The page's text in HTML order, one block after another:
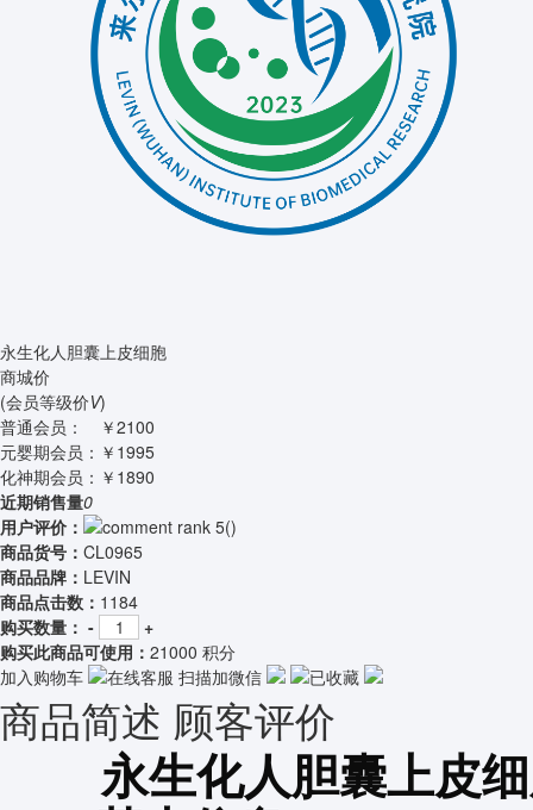
永生化人胆囊上皮细胞
商城价
(会员等级价V)
普通会员：
￥2100
元婴期会员： ￥1995
化神期会员： ￥1890
近期销售量0
用户评价：
()
商品货号： CL0965
商品品牌： LEVIN
商品点击数： 1184
购买数量： -
+
购买此商品可使用： 21000 积分
加入购物车
在线客服 扫描加微信 已收藏
商品简述 顾客评价
永生化人胆囊上皮